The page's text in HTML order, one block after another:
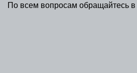
По всем вопросам обращайтесь в